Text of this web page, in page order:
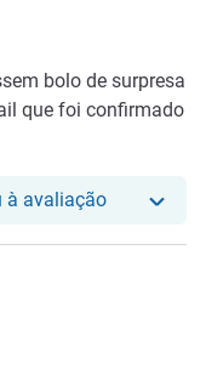
bolo de surpresa
que foi confirmado
à avaliaçãoO nosso